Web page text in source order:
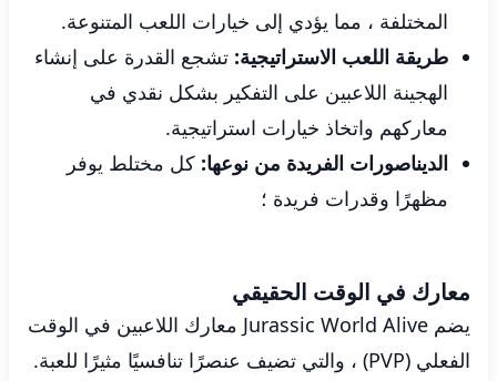
المختلفة ، مما يؤدي إلى خيارات اللعب المتنوعة.
طريقة اللعب الاستراتيجية: تشجع القدرة على إنشاء
الهجينة اللاعبين على التفكير بشكل نقدي في
معاركهم واتخاذ خيارات استراتيجية.
الديناصورات الفريدة من نوعها: كل مختلط يوفر
مظهرًا وقدرات فريدة ؛
معارك في الوقت الحقيقي
يضم Jurassic World Alive معارك اللاعبين في الوقت
الفعلي (PVP) ، والتي تضيف عنصرًا تنافسيًا مثيرًا للعبة.